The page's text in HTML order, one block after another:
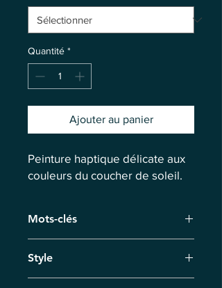
Quantité *
Ajouter au panier
Peinture haptique délicate aux
couleurs du coucher de soleil.
Mots-clés
l'Existence, Trace, Au-delà du Temps
Style